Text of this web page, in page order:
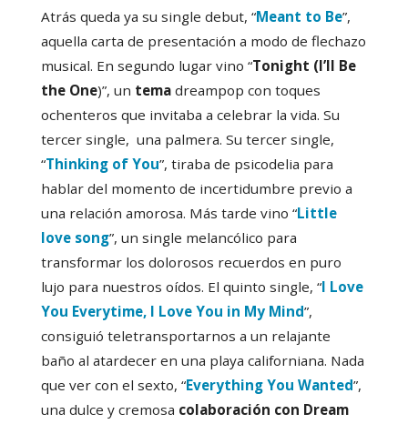
Atrás queda ya su single debut, “Meant to Be”,
aquella carta de presentación a modo de flechazo
musical. En segundo lugar vino “Tonight (I’ll Be
the One)”, un tema dreampop con toques
ochenteros que invitaba a celebrar la vida. Su
tercer single, una palmera. Su tercer single,
“Thinking of You”, tiraba de psicodelia para
hablar del momento de incertidumbre previo a
una relación amorosa. Más tarde vino “Little
love song”, un single melancólico para
transformar los dolorosos recuerdos en puro
lujo para nuestros oídos. El quinto single, “I Love
You Everytime, I Love You in My Mind”,
consiguió teletransportarnos a un relajante
baño al atardecer en una playa californiana. Nada
que ver con el sexto, “Everything You Wanted”,
una dulce y cremosa colaboración con Dream